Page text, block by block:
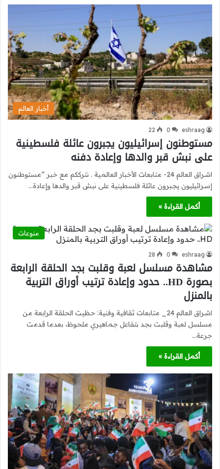
أخبار العالم
eshraag
0
22
مستوطنون إسرائيليون يجبرون عائلة فلسطينية
على نبش قبر والدها وإعادة دفنه
اشراق العالم 24- متابعات الأخبار العالمية . نترككم مع خبر “مستوطنون
إسرائيليون يجبرون عائلة فلسطينية على نبش قبر والدها وإعادة…
أكمل القراءة »
منوعات
eshraag
0
28
مشاهدة مسلسل لعبة وقلبت بجد الحلقة الرابعة
بصورة HD.. حدود وإعادة ترتيب أوراق التربية
بالمنزل
اشراق العالم 24_ متابعات ثقافية وفنية: حظيت الحلقة الرابعة من
مسلسل لعبة وقلبت بجد بتفاعل جماهيري ملحوظ، بعدما قدمت
جرعة…
أكمل القراءة »